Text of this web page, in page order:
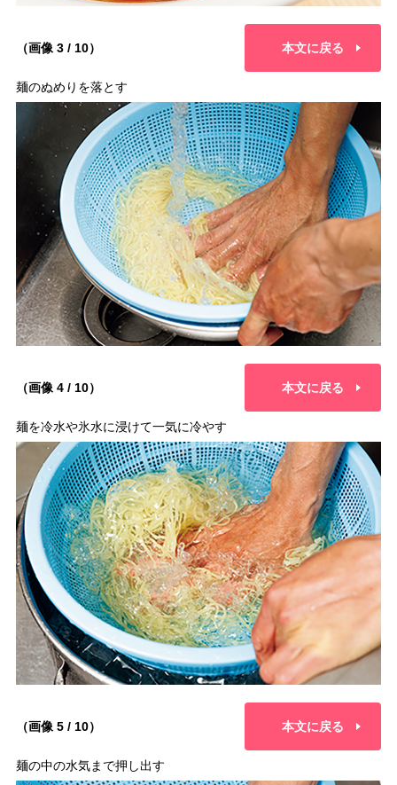
（画像 3 / 10） 本文に戻る
麺のぬめりを落とす
（画像 4 / 10） 本文に戻る
麺を冷水や氷水に浸けて一気に冷やす
（画像 5 / 10） 本文に戻る
麺の中の水気まで押し出す